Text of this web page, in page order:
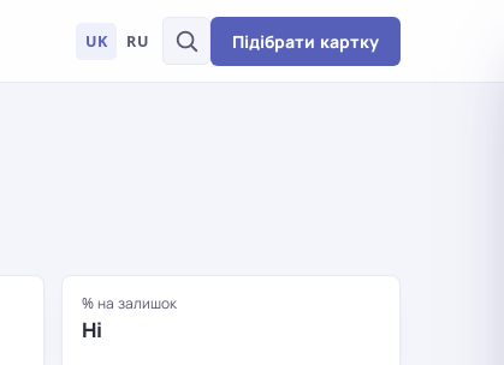
UK RU Підібрати картку
% на залишок
Ні